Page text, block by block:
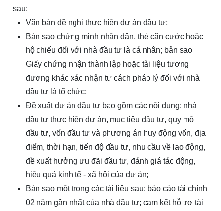
sau:
Văn bản đề nghị thực hiện dự án đầu tư;
Bản sao chứng minh nhân dân, thẻ căn cước hoặc
hộ chiếu đối với nhà đầu tư là cá nhân; bản sao
Giấy chứng nhận thành lập hoặc tài liệu tương
đương khác xác nhận tư cách pháp lý đối với nhà
đầu tư là tổ chức;
Đề xuất dự án đầu tư bao gồm các nội dung: nhà
đầu tư thực hiện dự án, mục tiêu đầu tư, quy mô
đầu tư, vốn đầu tư và phương án huy động vốn, địa
điểm, thời hạn, tiến độ đầu tư, nhu cầu về lao động,
đề xuất hưởng ưu đãi đầu tư, đánh giá tác động,
hiệu quả kinh tế - xã hội của dự án;
Bản sao một trong các tài liệu sau: báo cáo tài chính
02 năm gần nhất của nhà đầu tư; cam kết hỗ trợ tài